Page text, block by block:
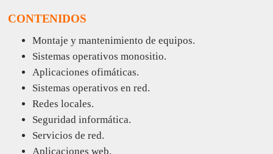
CONTENIDOS
Montaje y mantenimiento de equipos.
Sistemas operativos monositio.
Aplicaciones ofimáticas.
Sistemas operativos en red.
Redes locales.
Seguridad informática.
Servicios de red.
Aplicaciones web.